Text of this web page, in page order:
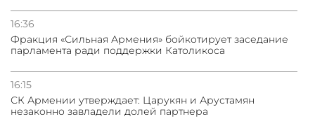
16:36
Фракция «Сильная Армения» бойкотирует заседание
парламента ради поддержки Католикоса
16:15
СК Армении утверждает: Царукян и Арустамян
незаконно завладели долей партнера
условии прекращения огня